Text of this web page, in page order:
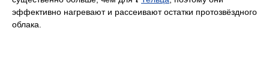
эффективно нагревают и рассеивают остатки протозвёздного
облака.